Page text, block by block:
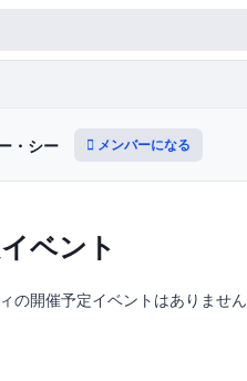
・シー メンバーになる
ベント
の開催予定イベントはありません